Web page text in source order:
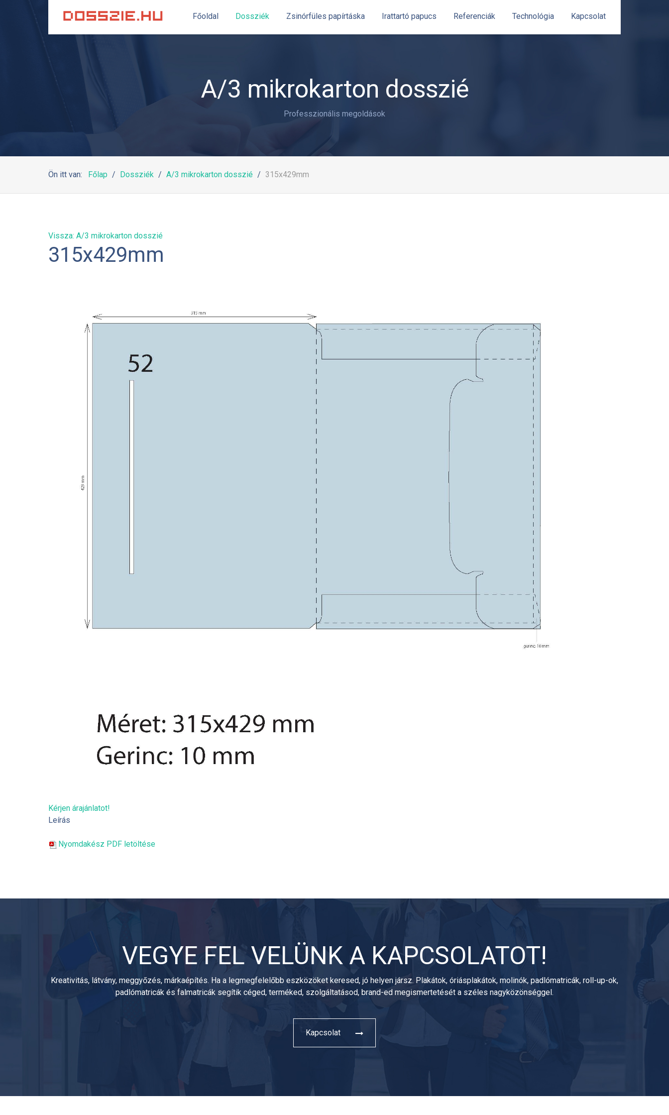
Főoldal Dossziék Zsinórfüles papírtáska Irattartó papucs Referenciák Technológia Kapcsolat
A/3 mikrokarton dosszié
Professzionális megoldások
Ön itt van: Főlap Dossziék A/3 mikrokarton dosszié 315x429mm
Vissza: A/3 mikrokarton dosszié
315x429mm
Kérjen árajánlatot!
Leírás
Nyomdakész PDF letöltése
VEGYE FEL VELÜNK A KAPCSOLATOT!
Kreativitás, látvány, meggyőzés, márkaépítés. Ha a legmegfelelőbb eszközöket keresed, jó helyen jársz. Plakátok, óriásplakátok, molinók, padlómatricák, roll-up-ok,
padlómatricák és falmatricák segítik céged, terméked, szolgáltatásod, brand-ed megismertetését a széles nagyközönséggel.
Kapcsolat